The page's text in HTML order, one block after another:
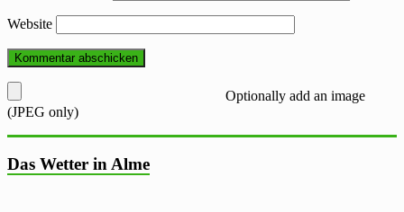
Website
Optionally add an image
(JPEG only)
Das Wetter in Alme